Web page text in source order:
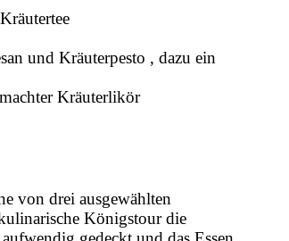
und Kräuterpesto , dazu ein
Kräuterlikör
von drei ausgewählten
Königstour die